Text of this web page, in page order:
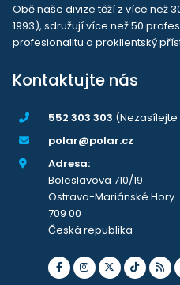
Obě naše divize těží z více než
1993), sdružují více než 50
profesionalitu a proklientský
Kontaktujte nás
552 303 303 (Nezasílejte
polar@polar.cz
Adresa:
Boleslavova 710/19
Ostrava-Mariánské Hory
709 00
Česká republika